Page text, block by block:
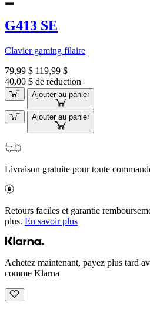
G413 SE
Clavier gaming filaire
79,99 $ 119,99 $
40,00 $ de réduction
Ajouter au panier
Ajouter au panier
Livraison gratuite pour toute
Retours faciles et garantie
plus. En savoir plus
Achetez maintenant, payez plus tard
comme Klarna